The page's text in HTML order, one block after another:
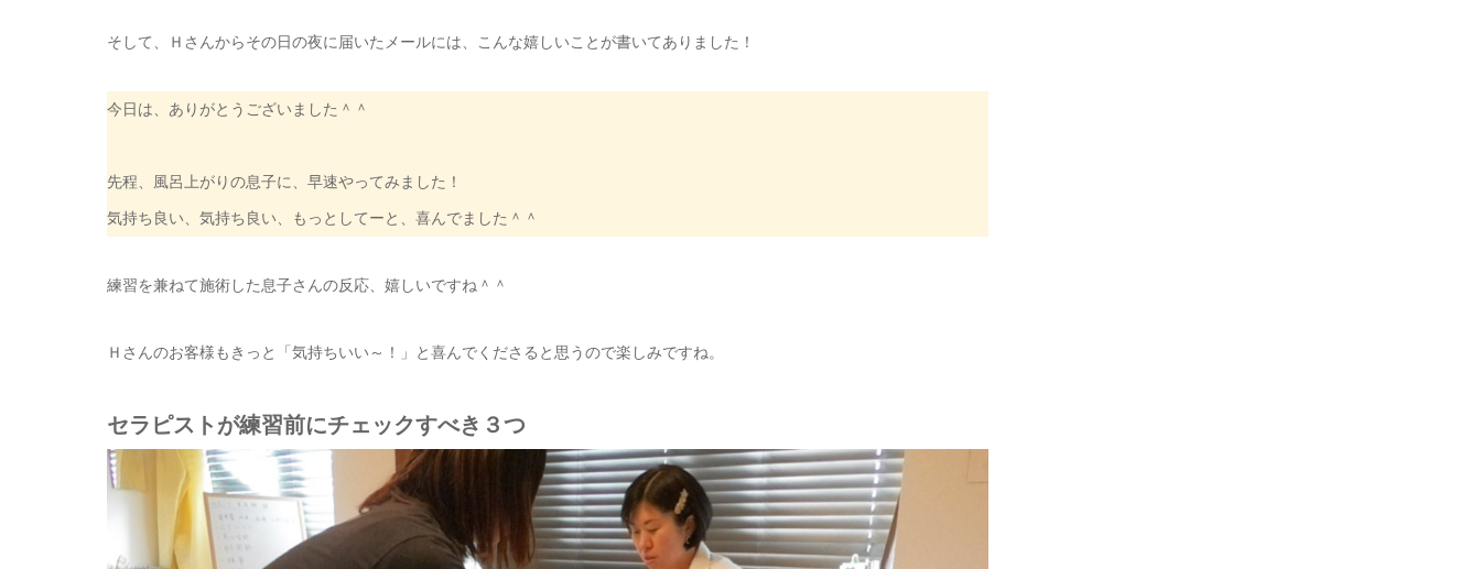
そして、Ｈさんからその日の夜に届いたメールには、こんな嬉しいことが書いてありました！
今日は、ありがとうございました＾＾
先程、風呂上がりの息子に、早速やってみました！
気持ち良い、気持ち良い、もっとしてーと、喜んでました＾＾
練習を兼ねて施術した息子さんの反応、嬉しいですね＾＾
Ｈさんのお客様もきっと「気持ちいい～！」と喜んでくださると思うので楽しみですね。
セラピストが練習前にチェックすべき３つ